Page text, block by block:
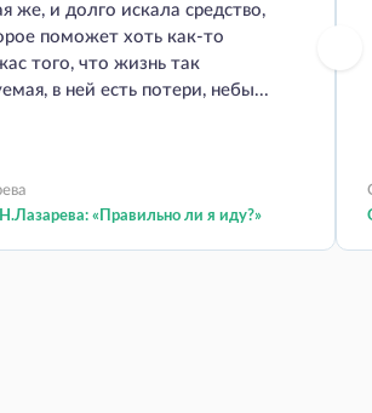
же, и долго искала средство,
поможет хоть как-то
того, что жизнь так
в ней есть потери, небы...
«Правильно ли я иду?»